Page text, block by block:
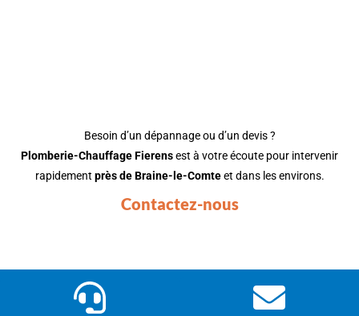
Besoin d’un dépannage ou d’un devis ?
Plomberie-Chauffage Fierensest à votre écoute pour intervenir
rapidement près de Braine-le-Comteet dans les environs.
Contactez-nous